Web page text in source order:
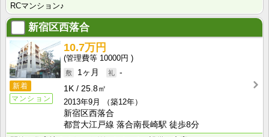
RCマンション♪
新宿区西落合
新着
マンション
10.7万円
10000円
1ヶ月
-
1K
25.8㎡
2013年9月
（築12年）
新宿区西落合
都営大江戸線 落合南長崎駅 徒歩8分